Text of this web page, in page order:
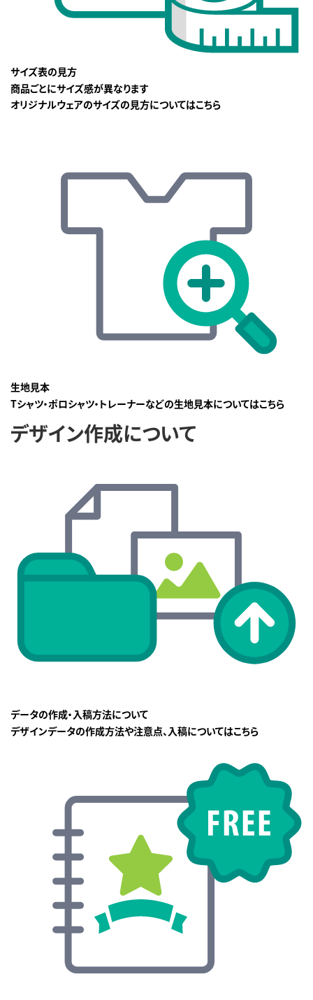
サイズ表の見方
商品ごとにサイズ感が異なります
オリジナルウェアのサイズの見方についてはこちら
生地見本
Tシャツ・ポロシャツ・トレーナーなどの生地見本についてはこちら
デザイン作成について
データの作成・入稿方法について
デザインデータの作成方法や注意点、入稿についてはこちら